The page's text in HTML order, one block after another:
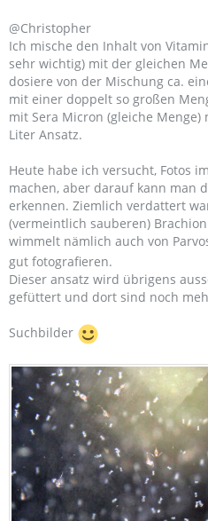
@Christopher
Ich mische den Inhalt von
sehr wichtig) mit der gleichen
dosiere von der Mischung ca.
mit einer doppelt so großen
mit Sera Micron (gleiche
Liter Ansatz.
Heute habe ich versucht, Fotos
machen, aber darauf kann man
erkennen. Ziemlich verdattert
(vermeintlich sauberen)
wimmelt nämlich auch von
gut fotografieren.
Dieser ansatz wird übrigens
gefüttert und dort sind noch
Suchbilder